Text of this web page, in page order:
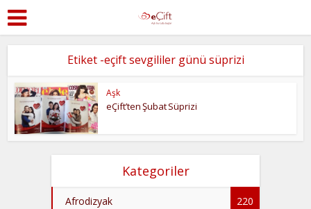
Etiket -eçift sevgililer günü süprizi
Aşk
eÇift’ten Şubat Süprizi
Kategoriler
Afrodizyak 220